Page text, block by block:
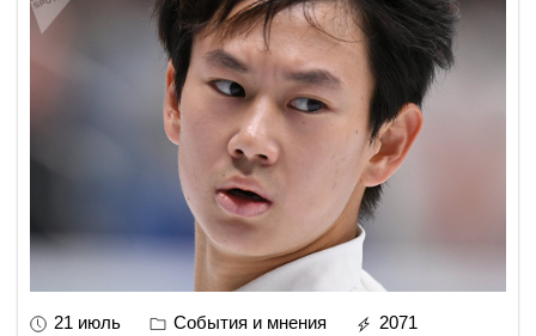
21 июль События и мнения
2071